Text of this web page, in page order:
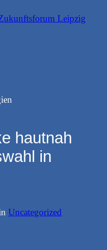
Leipzig
hautnah
in
Uncategorized